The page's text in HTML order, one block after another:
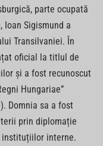
parte ocupată
Ioan Sigismund a
Transilvaniei. În
oficial la titlul de
și a fost recunoscut
Hungariae”
Domnia sa a fost
prin diplomație
interne.